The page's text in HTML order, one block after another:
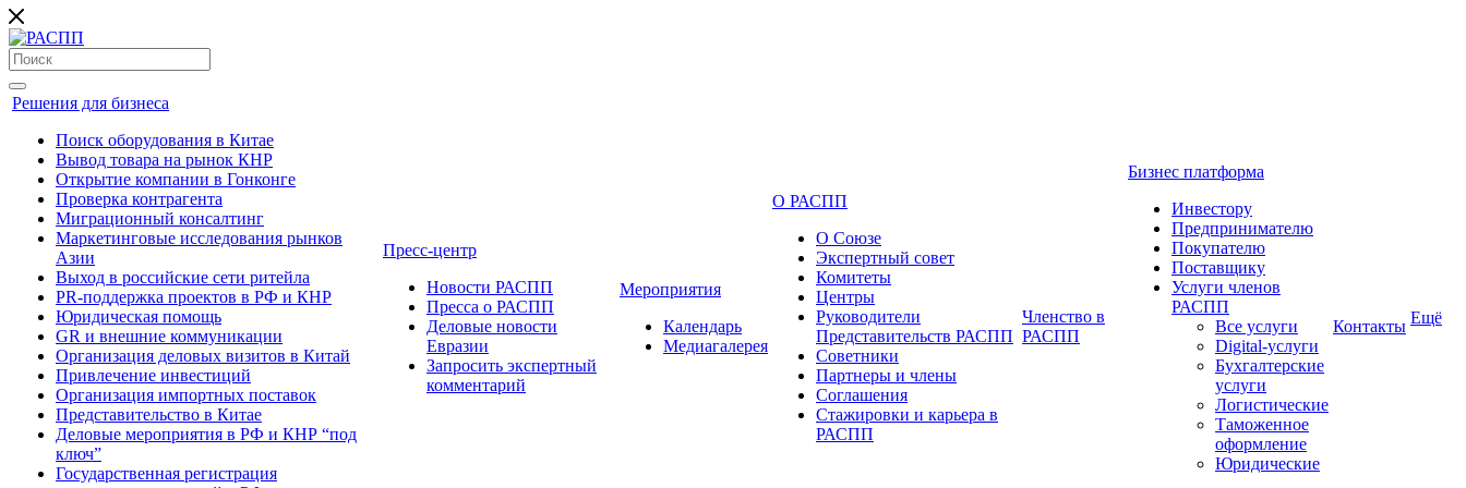
Решения для бизнеса
Поиск оборудования в Китае
Вывод товара на рынок КНР
Открытие компании в Гонконге
Проверка контрагента
Миграционный консалтинг
Маркетинговые исследования рынков
Азии
Выход в российские сети ритейла
PR-поддержка проектов в РФ и КНР
Юридическая помощь
GR и внешние коммуникации
Организация деловых визитов в Китай
Привлечение инвестиций
Организация импортных поставок
Представительство в Китае
Деловые мероприятия в РФ и КНР “под
ключ”
Государственная регистрация
Пресс-центр
Новости РАСПП
Пресса о РАСПП
Деловые новости
Евразии
Запросить экспертный
комментарий
Мероприятия
Календарь
Медиагалерея
О РАСПП
О Союзе
Экспертный совет
Комитеты
Центры
Руководители
Представительств РАСПП
Советники
Партнеры и члены
Соглашения
Стажировки и карьера в
РАСПП
Членство в
РАСПП
Бизнес платформа
Инвестору
Предпринимателю
Покупателю
Поставщику
Услуги членов
РАСПП
Все услуги
Digital-услуги
Бухгалтерские
услуги
Логистические
Таможенное
оформление
Юридические
Контакты Ещё